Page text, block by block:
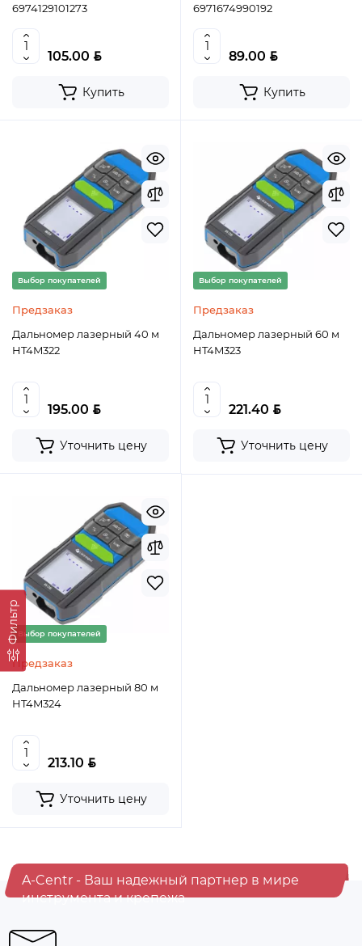
Фильтр
6974129101273
105.00 BYN
Купить
6971674990192
89.00 BYN
Купить
Выбор покупателей
Предзаказ
Дальномер лазерный 40 м
HT4M322
195.00 BYN
Уточнить цену
Выбор покупателей
Предзаказ
Дальномер лазерный 60 м
HT4M323
221.40 BYN
Уточнить цену
Выбор покупателей
Предзаказ
Дальномер лазерный 80 м
HT4M324
213.10 BYN
Уточнить цену
A-Centr - Ваш надежный партнер в мире
инструмента и крепежа